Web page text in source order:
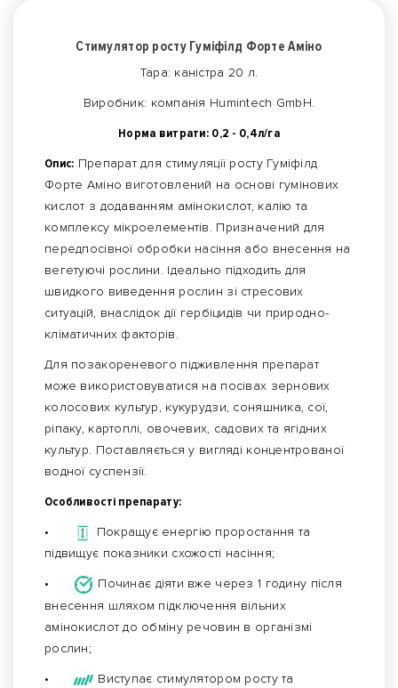
Стимулятор росту Гуміфілд Форте Аміно
Тара: каністра 20 л.
Виробник: компанія Humintech GmbH.
Норма витрати: 0,2 - 0,4л/га
Опис: Препарат для стимуляції росту Гуміфілд
Форте Аміно виготовлений на основі гумінових
кислот з додаванням амінокислот, калію та
комплексу мікроелементів. Призначений для
передпосівної обробки насіння або внесення на
вегетуючі рослини. Ідеально підходить для
швидкого виведення рослин зі стресових
ситуацій, внаслідок дії гербіцидів чи природно-
кліматичних факторів.
Для позакореневого підживлення препарат
може використовуватися на посівах зернових
колосових культур, кукурудзи, соняшника, сої,
ріпаку, картоплі, овочевих, садових та ягідних
культур. Поставляється у вигляді концентрованої
водної суспензії.
Особливості препарату:
•
Покращує енергію проростання та
підвищує показники схожості насіння;
•
Починає діяти вже через 1 годину після
внесення шляхом підключення вільних
амінокислот до обміну речовин в організмі
рослин;
•
Виступає стимулятором росту та